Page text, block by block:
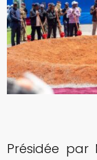
Présidée par